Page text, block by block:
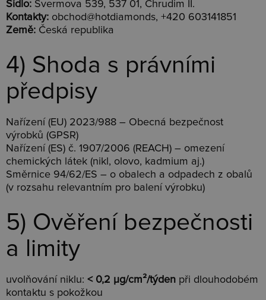
Sídlo: Švermova 539, 537 01, Chrudim II.
Kontakty: obchod@hotdiamonds, +420 603141851
Země: Česká republika
4) Shoda s právními
předpisy
Nařízení (EU) 2023/988 – Obecná bezpečnost
výrobků (GPSR)
Nařízení (ES) č. 1907/2006 (REACH) – omezení
chemických látek (nikl, olovo, kadmium aj.)
Směrnice 94/62/ES – o obalech a odpadech z obalů
(v rozsahu relevantním pro balení výrobku)
5) Ověření bezpečnosti
a limity
uvolňování niklu: < 0,2 µg/cm²/týden při dlouhodobém
kontaktu s pokožkou